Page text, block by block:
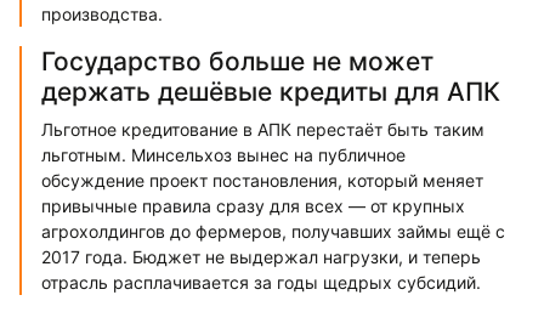
производства.
Государство больше не может
держать дешёвые кредиты для АПК
Льготное кредитование в АПК перестаёт быть таким
льготным. Минсельхоз вынес на публичное
обсуждение проект постановления, который меняет
привычные правила сразу для всех — от крупных
агрохолдингов до фермеров, получавших займы ещё с
2017 года. Бюджет не выдержал нагрузки, и теперь
отрасль расплачивается за годы щедрых субсидий.